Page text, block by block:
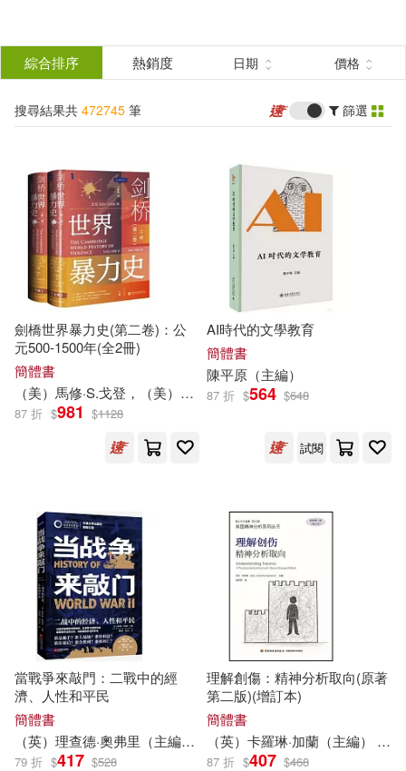
結
分類 (單選)
所有商品(472745)
圖書(435336) 影音(4170)
雜誌(4530)
服飾(189) 家居生活(745)
美食(568) 3C(2679)
家電(200) 保健(101)
設計文具(1324)
無印良品(95) 星巴克(2)
日用清潔(273)
休閒生活(139)
婦幼生活(2737)
餐廚生活(773) 電子票證(31)
作者 (可複選)
杜志建（主編）(912)
中國標準出版社(708)
崔鍾雷（主編）(615)
萬志勇（主編）(546)
龔勛（主編）(514)
李永新（主編）(439)
HA(430)
楊文彬（主編）(424)
展開
出版社 (可複選)
科學出版社(13329)
機械工業出版社(12950)
高等教育出版社(11262)
人民衛生出版社(11207)
綜合排序 熱銷度 日期 價格
搜尋結果共 472745 筆 篩選
劍橋世界暴力史(第二卷)：公
元500-1500年(全2冊)
簡體書
（美）馬修·S.戈登，（美）理查德·W.卡尤帕，（荷）
87 折 $981 $1128
AI時代的文學教育
簡體書
陳平原（主編）
87 折 $564 $648
試閱
當戰爭來敲門：二戰中的經
濟、人性和平民
簡體書
（英）理查德·奧弗里（主編） 劉曉同，劉志良
79 折 $417 $528
理解創傷：精神分析取向(原著
第二版)(增訂本)
簡體書
（英）卡羅琳·加蘭（主編） 黃
87 折 $407 $468